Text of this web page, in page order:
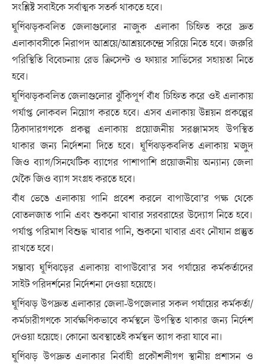
সংশ্লিষ্ট সবাইকে সর্বাত্মক সতর্ক থাকতে হবে।
ঘূর্ণিঝড়কবলিত জেলাগুলোর নাজুক এলাকা চিহ্নিত করে দ্রুত
এলাকাবসীকে নিরাপদ আশ্রয়ে/আশ্রয়কেন্দ্রে সরিয়ে নিতে হবে। জরুরি
পরিস্থিতি বিবেচনায় রেড ক্রিসেন্ট ও ফায়ার সার্ভিসের সহায়তা নিতে
হবে।
ঘূর্ণিঝড়কবলিত জেলাগুলোর ঝুঁকিপূর্ণ বাঁধ চিহ্নিত করে ওই এলাকায়
পর্যাপ্ত লোকবল নিয়োগ করতে হবে। এসব এলাকায় উন্নয়ন প্রকল্পের
ঠিকাদারগণকে প্রকল্প এলাকায় প্রয়োজনীয় সরঞ্জামসহ উপস্থিত
থাকার জন্য নির্দেশনা দিতে হবে। ঘূর্ণিঝড়কবলিত এলাকায় মজুদ
জিও ব্যাগ/সিনথেটিক ব্যাগের পাশাপাশি প্রয়োজনীয় অন্যান্য জেলা
থেকৈ জিও ব্যাগ সংগ্রহ করতে হবে।
বাঁধ ভেঙে এলাকায় পানি প্রবেশ করলে বাপাউবো’র পক্ষ থেকে
বোতলজাত পানি এবং শুকনো খাবার সরবরাহের উদ্যোগ নিতে হবে।
পর্যাপ্ত পরিমাণ বিশুদ্ধ খাবার পানি, শুকনো খাবার এবং নৌযান প্রস্তুত
রাখতে হবে।
সম্ভাব্য ঘূর্ণিঝড়ের এলাকায় বাপাউবো’র সব পর্যায়ের কর্মকর্তাদের
সাইট পরিদর্শনের নির্দেশনা দেওয়া হয়েছে।
ঘূর্ণিঝড় উপদ্রুত এলাকার জেলা-উপজেলার সকল পর্যায়ের কর্মকর্তা/
কর্মচারীগণকে সার্বক্ষণিকভাবে কর্মস্থলে উপস্থিত থাকার জন্য নির্দেশ
দেওয়া হয়েছে। কোনো অবস্থাতেই কর্মস্থল ত্যাগ করা যাবে না।
ঘূর্ণিঝড় উপদ্রুত এলাকার নির্বাহী প্রকৌশলীগণ স্থানীয় প্রশাসন ও